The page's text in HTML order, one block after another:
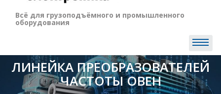
Всё для грузоподъёмного и промышленного
оборудования
ЛИНЕЙКА ПРЕОБРАЗОВАТЕЛЕЙ
ЧАСТОТЫ ОВЕН